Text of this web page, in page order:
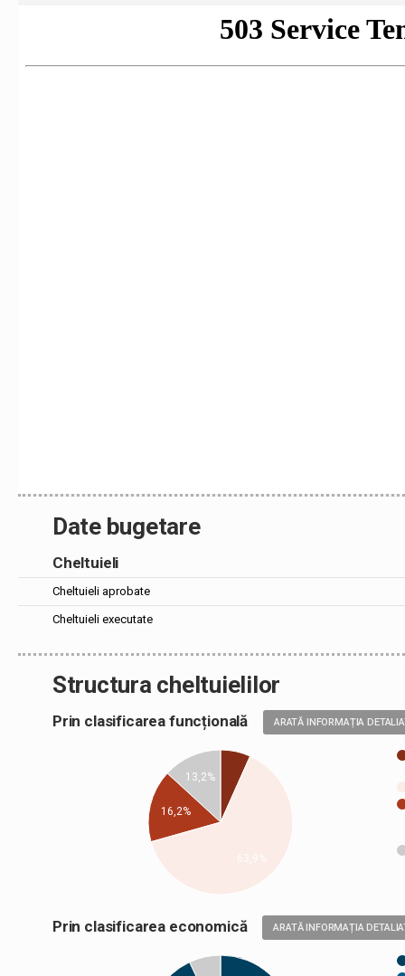
Date bugetare
Cheltuieli
Cheltuieli aprobate
Cheltuieli executate
Structura cheltuielilor
Prin clasificarea funcțională ARATĂ INFORMAȚIA
13,2%
16,2%
Prin clasificarea economică ARATĂ INFORMAȚIA